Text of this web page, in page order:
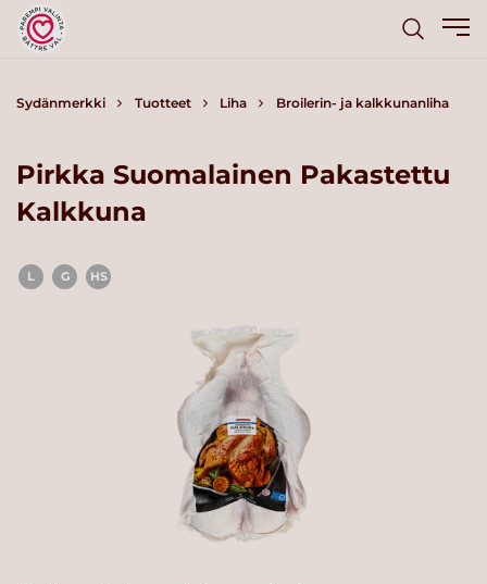
Sydänmerkki Tuotteet Liha Broilerin- ja kalkkunanliha
Pirkka Suomalainen Pakastettu
Kalkkuna
L G HS